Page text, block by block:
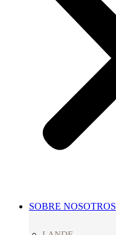
SOBRE NOSOTROS